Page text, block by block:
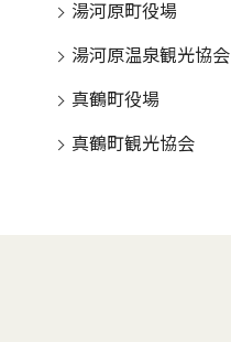
湯河原町役場
湯河原温泉観光協会
真鶴町役場
真鶴町観光協会